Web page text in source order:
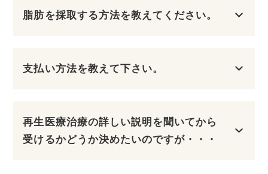
脂肪を採取する方法を教えてください。
支払い方法を教えて下さい。
再生医療治療の詳しい説明を聞いてから
受けるかどうか決めたいのですが・・・